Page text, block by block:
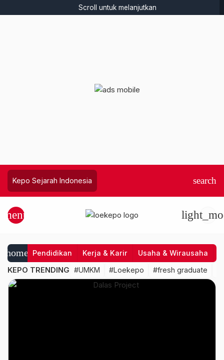
Scroll untuk melanjutkan
Kepo Sejarah Indonesia search
menu
home Pendidikan Kerja & Karir Usaha & Wirausaha
KEPO TRENDING #UMKM #Loekepo #fresh graduate